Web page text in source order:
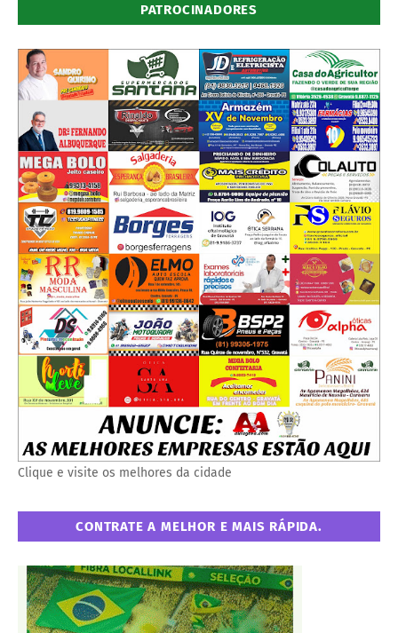
PATROCINADORES
Clique e visite os melhores da cidade
CONTRATE A MELHOR E MAIS RÁPIDA.